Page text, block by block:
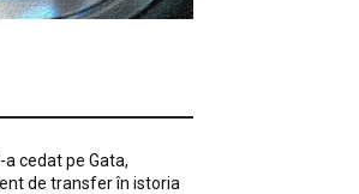
cedat pe Gata,
de transfer în istoria